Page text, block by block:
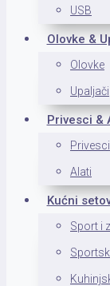
USB
Olovke &
Olovke
Upaljači
Privesci &
Privesci
Alati
Kućni
Sport i